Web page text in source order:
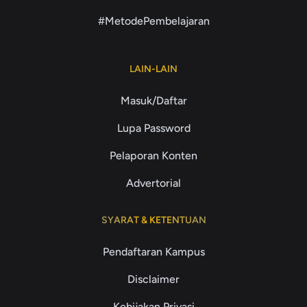
#MetodePembelajaran
LAIN-LAIN
Masuk/Daftar
Lupa Password
Pelaporan Konten
Advertorial
SYARAT & KETENTUAN
Pendaftaran Kampus
Disclaimer